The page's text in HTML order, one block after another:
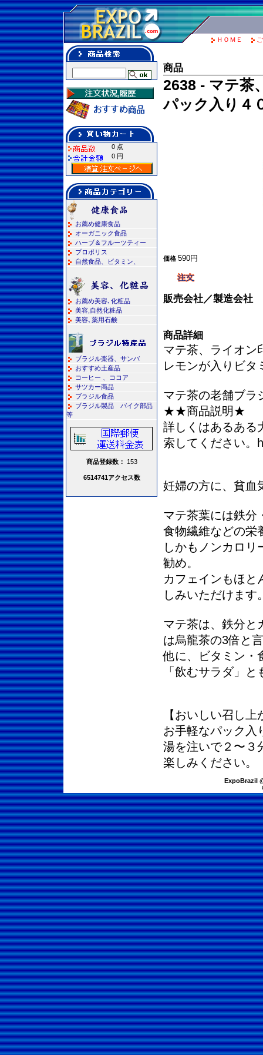
ＨＯＭＥ
0 点
0 円
お薦め健康食品
オーガニック食品
ハーブ＆フルーツティー
プロポリス
自然食品、ビタミン、
お薦め美容､化粧品
美容,自然化粧品
美容､薬用石鹸
ブラジル楽器、サンバ
おすすめ土産品
コーヒー 、ココア
サツカー商品
ブラジル食品
ブラジル製品 バイク部品
等
商品登録数： 153
6514741アクセス数
商品
2638 - マテ茶
パック入り４
価格 590円
販売会社／製造会社
商品詳細
マテ茶、ライオン
レモンが入りビタ
マテ茶の老舗ブラ
★★商品説明★
詳しくはあるある
索してください
妊婦の方に、貧血
マテ茶葉には鉄分
食物繊維などの栄
しかもノンカロ
勧め。
カフェインもほと
しみいただけます
マテ茶は、鉄分と
は烏龍茶の3倍と
他に、ビタミン・
「飲むサラダ」
【おいしい召し上
お手軽なパック入
湯を注いで２〜３
楽しみください。
ExpoBrazil